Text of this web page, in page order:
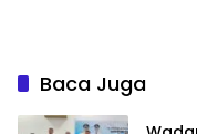
Baca Juga